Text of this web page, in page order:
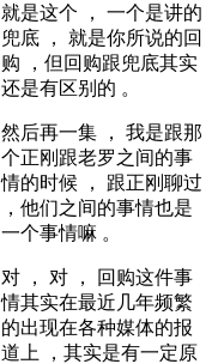
就是这个 ， 一个是讲的
兜底 ， 就是你所说的回
购 ，但回购跟兜底其实
还是有区别的 。
然后再一集 ， 我是跟那
个正刚跟老罗之间的事
情的时候 ， 跟正刚聊过
，他们之间的事情也是
一个事情嘛 。
对 ， 对 ， 回购这件事
情其实在最近几年频繁
的出现在各种媒体的报
道上 ，其实是有一定原